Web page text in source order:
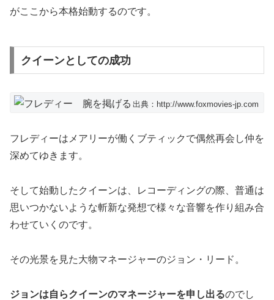
がここから本格始動するのです。
クイーンとしての成功
出典：http://www.foxmovies-jp.com
フレディーはメアリーが働くブティックで偶然再会し仲を
深めてゆきます。
そして始動したクイーンは、レコーディングの際、普通は
思いつかないような斬新な発想で様々な音響を作り組み合
わせていくのです。
その光景を見た大物マネージャーのジョン・リード。
ジョンは自らクイーンのマネージャーを申し出るのでし